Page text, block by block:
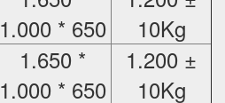
1.000 * 650
10Kg
1.650 *
1.000 * 650
1.200 ±
10Kg